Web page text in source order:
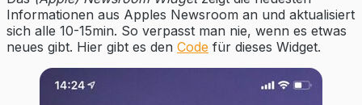
Informationen aus Apples Newsroom an und aktualisiert
sich alle 10-15min. So verpasst man nie, wenn es etwas
neues gibt. Hier gibt es den Code für dieses Widget.